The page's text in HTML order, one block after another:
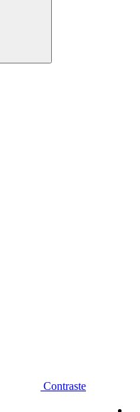
Contraste